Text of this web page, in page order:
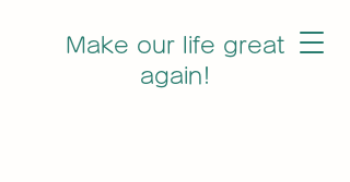
Make our life great
again!